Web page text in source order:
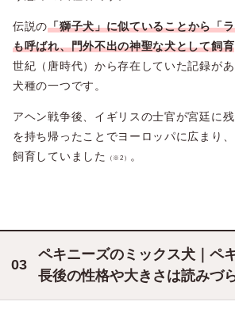
伝説の「獅子犬」に似ていることから「
も呼ばれ、門外不出の神聖な犬として飼育
世紀（唐時代）から存在していた記録が
犬種の一つです。
アヘン戦争後、イギリスの士官が宮廷に
を持ち帰ったことでヨーロッパに広まり
飼育していました
（※2） 。
ペキニーズのミックス犬｜ペ
長後の性格や大きさは読みづ